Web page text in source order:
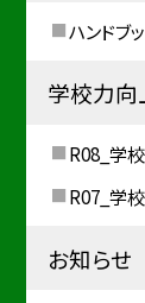
ハンドブ
学校力向
R08_学
R07_学
お知らせ